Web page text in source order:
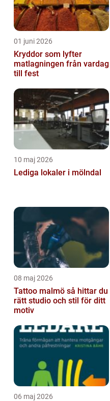
01 juni 2026
Kryddor som lyfter
matlagningen från vardag
till fest
10 maj 2026
Lediga lokaler i mölndal
08 maj 2026
Tattoo malmö så hittar du
rätt studio och stil för ditt
motiv
06 maj 2026